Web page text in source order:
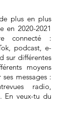
plus en plus
en 2020-2021
connecté :
podcast, e-
sur différentes
moyens
messages :
radio,
En veux-tu du